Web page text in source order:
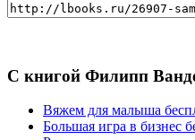
С книгой Филипп
Вяжем для малыша
Большая игра в бизнес